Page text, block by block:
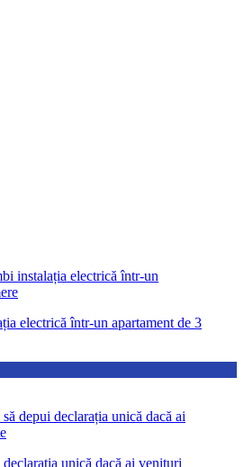
electrică într-un apartament de 3
unică dacă ai venituri